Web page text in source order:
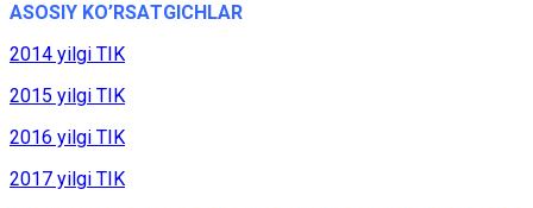
АSОSIY KO’RSАTGICHLАR
2014 yilgi TIK
2015 yilgi TIK
2016 yilgi TIK
2017 yilgi TIK